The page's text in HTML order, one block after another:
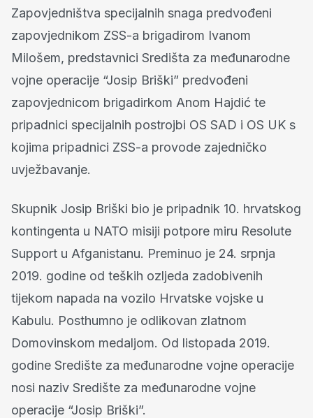
Zapovjedništva specijalnih snaga predvođeni
zapovjednikom ZSS-a brigadirom Ivanom
Milošem, predstavnici Središta za međunarodne
vojne operacije “Josip Briški” predvođeni
zapovjednicom brigadirkom Anom Hajdić te
pripadnici specijalnih postrojbi OS SAD i OS UK s
kojima pripadnici ZSS-a provode zajedničko
uvježbavanje.
Skupnik Josip Briški bio je pripadnik 10. hrvatskog
kontingenta u NATO misiji potpore miru Resolute
Support u Afganistanu. Preminuo je 24. srpnja
2019. godine od teških ozljeda zadobivenih
tijekom napada na vozilo Hrvatske vojske u
Kabulu. Posthumno je odlikovan zlatnom
Domovinskom medaljom. Od listopada 2019.
godine Središte za međunarodne vojne operacije
nosi naziv Središte za međunarodne vojne
operacije “Josip Briški”.